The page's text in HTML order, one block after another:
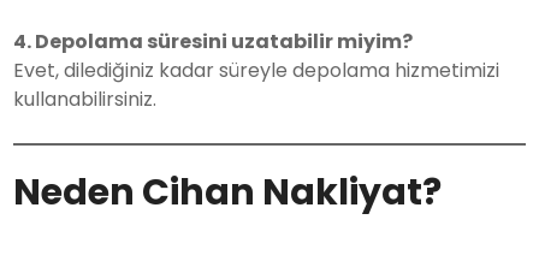
4. Depolama süresini uzatabilir miyim?
Evet, dilediğiniz kadar süreyle depolama hizmetimizi
kullanabilirsiniz.
Neden Cihan Nakliyat?